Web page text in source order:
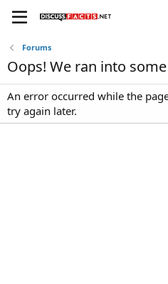
Forums
Oops! We ran into
An error occurred while the
try again later.